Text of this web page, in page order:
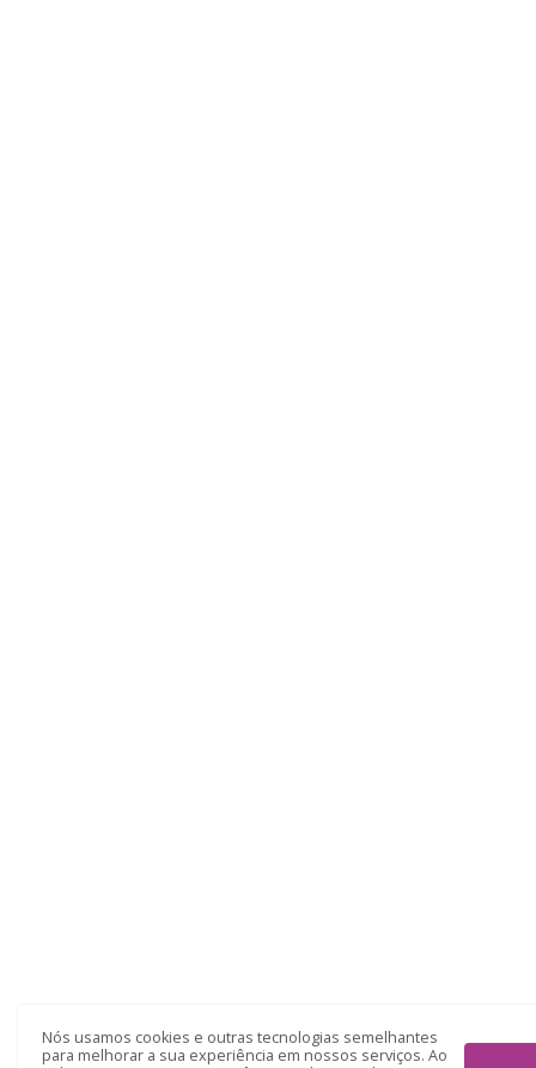
Nós usamos cookies e outras tecnologias semelhantes
para melhorar a sua experiência em nossos serviços. Ao